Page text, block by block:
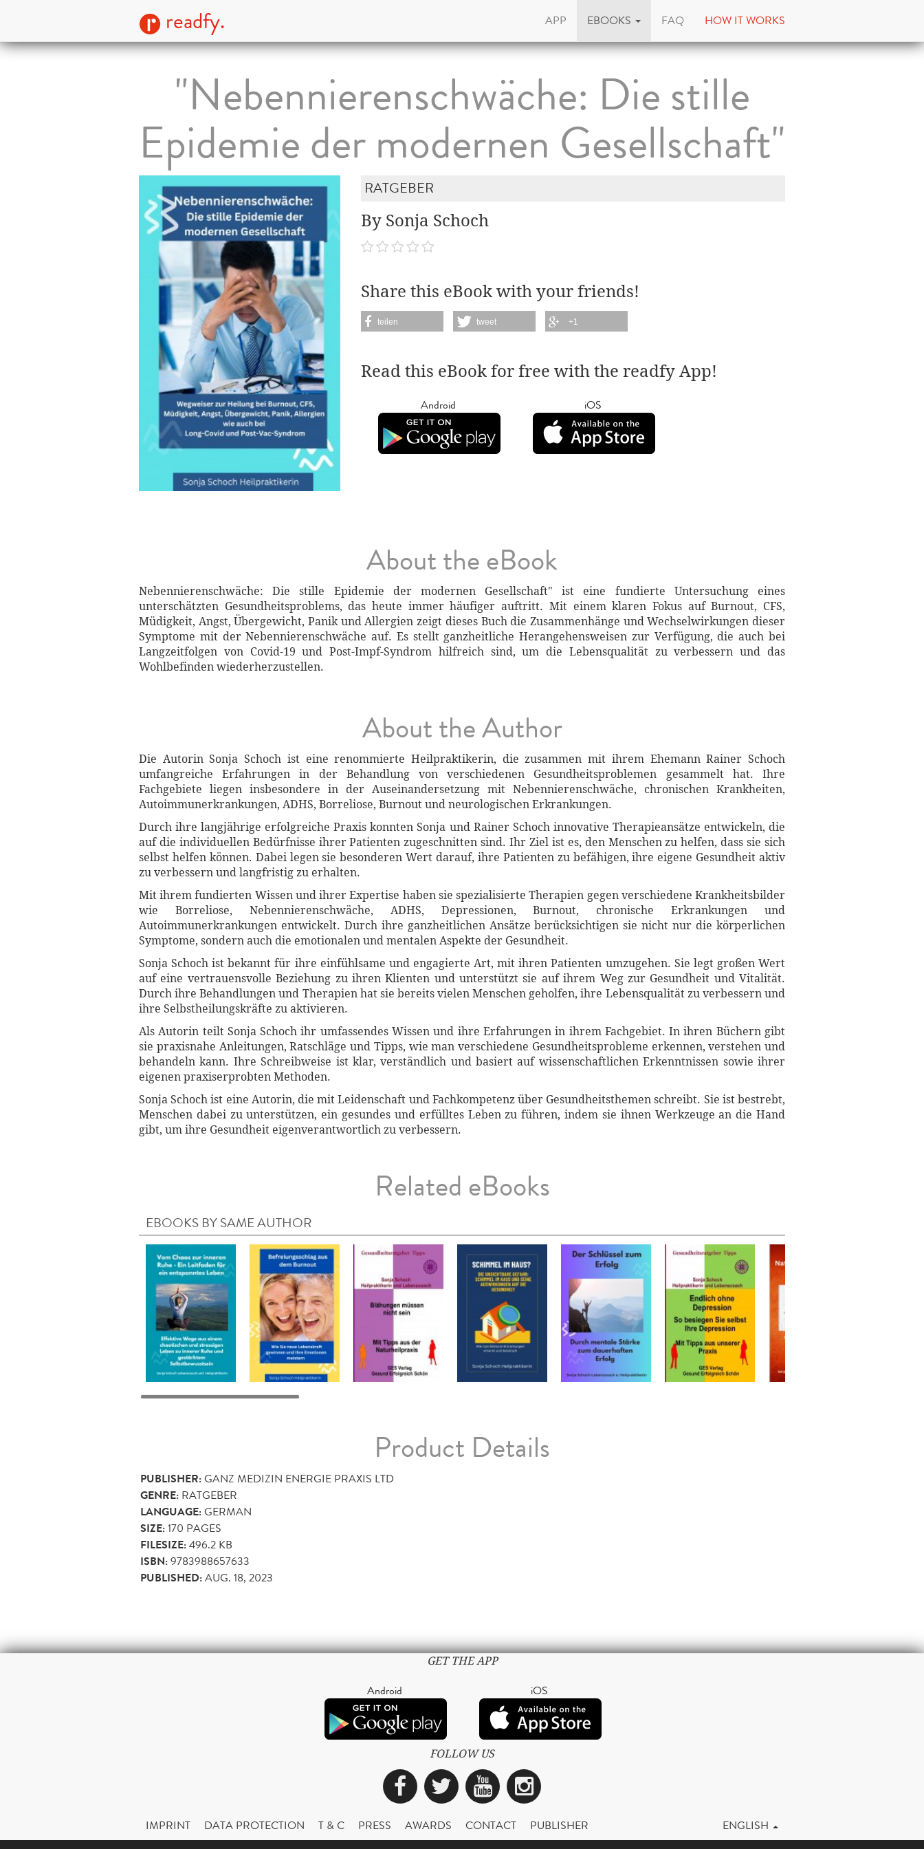
readfy. APP EBOOKS FAQ HOW IT WORKS
"Nebennierenschwäche: Die stille
Epidemie der modernen Gesellschaft"
RATGEBER
By Sonja Schoch
Share this eBook with your friends!
teilen tweet +1
Read this eBook for free with the readfy App!
Android iOS
About the eBook
Nebennierenschwäche: Die stille Epidemie der modernen Gesellschaft" ist eine fundierte Untersuchung eines
unterschätzten Gesundheitsproblems, das heute immer häufiger auftritt. Mit einem klaren Fokus auf Burnout, CFS,
Müdigkeit, Angst, Übergewicht, Panik und Allergien zeigt dieses Buch die Zusammenhänge und Wechselwirkungen dieser
Symptome mit der Nebennierenschwäche auf. Es stellt ganzheitliche Herangehensweisen zur Verfügung, die auch bei
Langzeitfolgen von Covid-19 und Post-Impf-Syndrom hilfreich sind, um die Lebensqualität zu verbessern und das
Wohlbefinden wiederherzustellen.
About the Author
Die Autorin Sonja Schoch ist eine renommierte Heilpraktikerin, die zusammen mit ihrem Ehemann Rainer Schoch
umfangreiche Erfahrungen in der Behandlung von verschiedenen Gesundheitsproblemen gesammelt hat. Ihre
Fachgebiete liegen insbesondere in der Auseinandersetzung mit Nebennierenschwäche, chronischen Krankheiten,
Autoimmunerkrankungen, ADHS, Borreliose, Burnout und neurologischen Erkrankungen.
Durch ihre langjährige erfolgreiche Praxis konnten Sonja und Rainer Schoch innovative Therapieansätze entwickeln, die
auf die individuellen Bedürfnisse ihrer Patienten zugeschnitten sind. Ihr Ziel ist es, den Menschen zu helfen, dass sie sich
selbst helfen können. Dabei legen sie besonderen Wert darauf, ihre Patienten zu befähigen, ihre eigene Gesundheit aktiv
zu verbessern und langfristig zu erhalten.
Mit ihrem fundierten Wissen und ihrer Expertise haben sie spezialisierte Therapien gegen verschiedene Krankheitsbilder
wie Borreliose, Nebennierenschwäche, ADHS, Depressionen, Burnout, chronische Erkrankungen und
Autoimmunerkrankungen entwickelt. Durch ihre ganzheitlichen Ansätze berücksichtigen sie nicht nur die körperlichen
Symptome, sondern auch die emotionalen und mentalen Aspekte der Gesundheit.
Sonja Schoch ist bekannt für ihre einfühlsame und engagierte Art, mit ihren Patienten umzugehen. Sie legt großen Wert
auf eine vertrauensvolle Beziehung zu ihren Klienten und unterstützt sie auf ihrem Weg zur Gesundheit und Vitalität.
Durch ihre Behandlungen und Therapien hat sie bereits vielen Menschen geholfen, ihre Lebensqualität zu verbessern und
ihre Selbstheilungskräfte zu aktivieren.
Als Autorin teilt Sonja Schoch ihr umfassendes Wissen und ihre Erfahrungen in ihrem Fachgebiet. In ihren Büchern gibt
sie praxisnahe Anleitungen, Ratschläge und Tipps, wie man verschiedene Gesundheitsprobleme erkennen, verstehen und
behandeln kann. Ihre Schreibweise ist klar, verständlich und basiert auf wissenschaftlichen Erkenntnissen sowie ihrer
eigenen praxiserprobten Methoden.
Sonja Schoch ist eine Autorin, die mit Leidenschaft und Fachkompetenz über Gesundheitsthemen schreibt. Sie ist bestrebt,
Menschen dabei zu unterstützen, ein gesundes und erfülltes Leben zu führen, indem sie ihnen Werkzeuge an die Hand
gibt, um ihre Gesundheit eigenverantwortlich zu verbessern.
Related eBooks
EBOOKS BY SAME AUTHOR
Product Details
PUBLISHER:GANZ MEDIZIN ENERGIE PRAXIS LTD
GENRE: RATGEBER
LANGUAGE:GERMAN
SIZE:170 PAGES
FILESIZE:496.2 KB
ISBN:9783988657633
PUBLISHED:AUG. 18, 2023
GET THE APP
Android iOS
FOLLOW US
Facebook
TwitterYouTubeInstagram
IMPRINT DATA PROTECTION T & C PRESS AWARDS CONTACT PUBLISHER ENGLISH